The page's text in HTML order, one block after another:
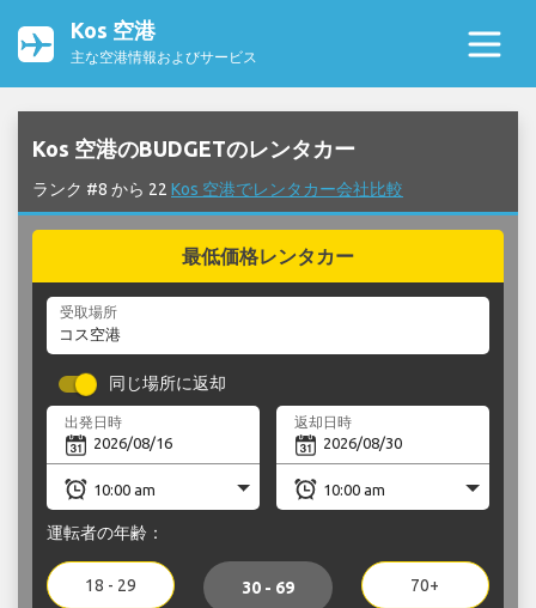
Kos 空港
主な空港情報およびサービス
Kos 空港のBUDGETのレンタカー
ランク #8 から 22 Kos 空港でレンタカー会社比較
最低価格レンタカー
受取場所
同じ場所に返却
出発日時 返却日時
運転者の年齢：
18 - 29 30 - 69 70+